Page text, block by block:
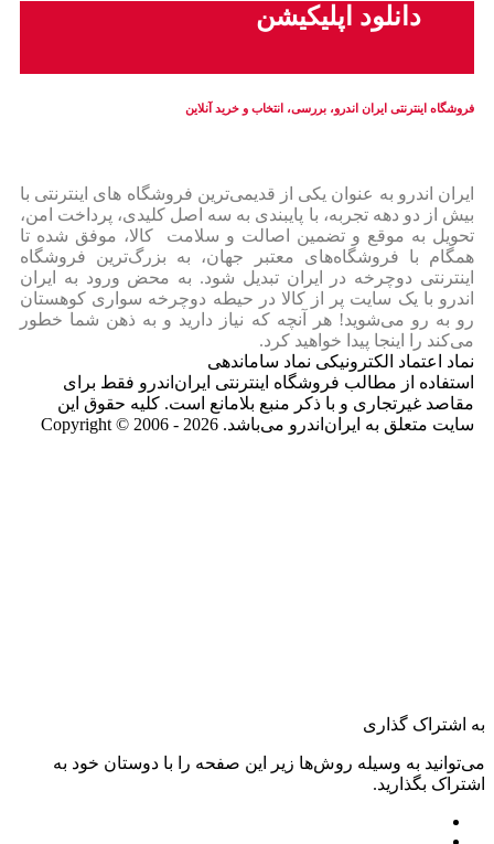
دانلود اپلیکیشن
فروشگاه اینترنتی ایران‌ اندرو، بررسی، انتخاب و خرید آنلاین
ایران‌ اندرو به عنوان یکی از قدیمی‌ترین فروشگاه های اینترنتی با
بیش از دو دهه تجربه، با پایبندی به سه اصل کلیدی، پرداخت امن،
تحویل به موقع و تضمین اصالت و سلامت کالا، موفق شده تا
همگام با فروشگاه‌های معتبر جهان، به بزرگ‌ترین فروشگاه
اینترنتی دوچرخه در ایران تبدیل شود. به محض ورود به ایران‌
اندرو با یک سایت پر از کالا در حیطه دوچرخه سواری کوهستان
رو به رو می‌شوید! هر آنچه که نیاز دارید و به ذهن شما خطور
می‌کند را اینجا پیدا خواهید کرد.
نماد اعتماد الکترونیکی نماد ساماندهی
استفاده از مطالب فروشگاه اینترنتی ایران‌اندرو فقط برای
مقاصد غیرتجاری و با ذکر منبع بلامانع است. کلیه حقوق این
سایت متعلق به ایران‌اندرو می‌باشد. Copyright © 2006 - 2026
به اشتراک گذاری
می‌توانید به وسیله روش‌ها زیر این صفحه را با دوستان خود به
اشتراک بگذارید.